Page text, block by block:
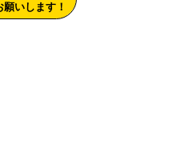
いします！